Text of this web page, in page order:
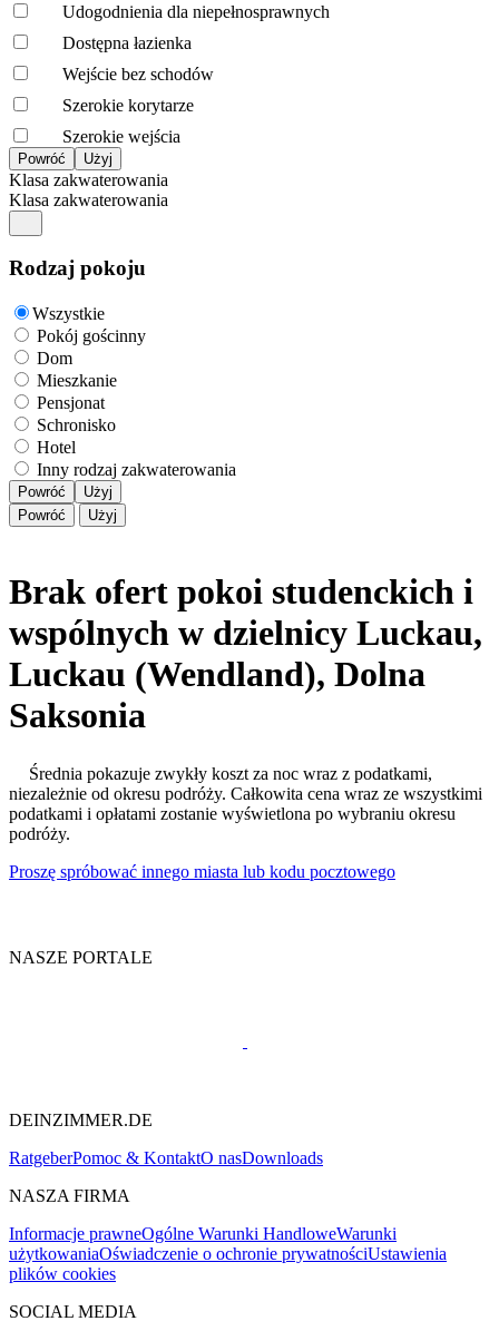
Udogodnienia dla niepełnosprawnych
Dostępna łazienka
Wejście bez schodów
Szerokie korytarze
Szerokie wejścia
Klasa zakwaterowania
Klasa zakwaterowania
Rodzaj pokoju
Wszystkie
Pokój gościnny
Dom
Mieszkanie
Pensjonat
Schronisko
Hotel
Inny rodzaj zakwaterowania
Powróć
Użyj
Powróć
Użyj
Brak ofert pokoi studenckich i
wspólnych w dzielnicy Luckau,
Luckau (Wendland), Dolna
Saksonia
Średnia pokazuje zwykły koszt za noc wraz z podatkami,
niezależnie od okresu podróży. Całkowita cena wraz ze wszystkimi
podatkami i opłatami zostanie wyświetlona po wybraniu okresu
podróży.
Proszę spróbować innego miasta lub kodu pocztowego
NASZE PORTALE
DEINZIMMER.DE
RatgeberPomoc & KontaktO nasDownloads
NASZA FIRMA
Informacje prawneOgólne Warunki HandloweWarunki
użytkowaniaOświadczenie o ochronie prywatnościUstawienia
plików cookies
SOCIAL MEDIA